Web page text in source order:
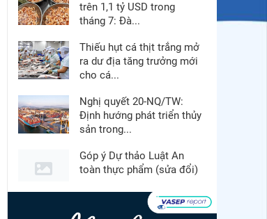
trên 1,1 tỷ USD trong
tháng 7: Đà...
Thiếu hụt cá thịt trắng mở
ra dư địa tăng trưởng mới
cho cá...
Nghị quyết 20-NQ/TW:
Định hướng phát triển thủy
sản trong...
Góp ý Dự thảo Luật An
toàn thực phẩm (sửa đổi)
Thuế Mục 301 và bài toán
thích ứng của tôm Việt tại